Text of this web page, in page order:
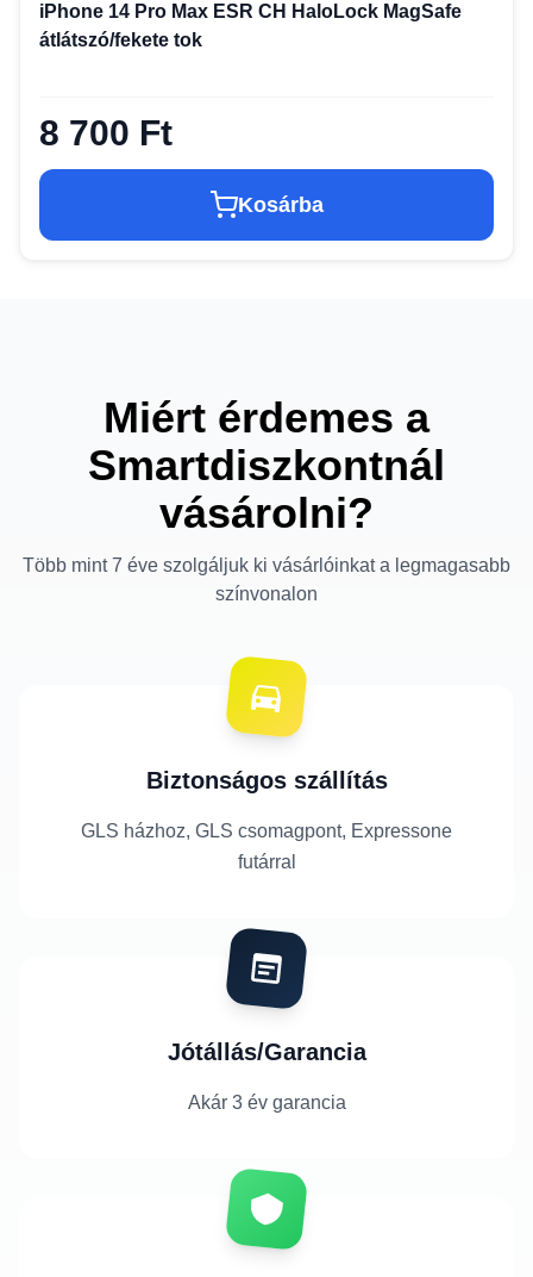
iPhone 14 Pro Max ESR CH HaloLock MagSafe
átlátszó/fekete tok
8 700 Ft
Kosárba
Miért érdemes a
Smartdiszkontnál
vásárolni?
Több mint 7 éve szolgáljuk ki vásárlóinkat a legmagasabb
színvonalon
Biztonságos szállítás
GLS házhoz, GLS csomagpont, Expressone
futárral
Jótállás/Garancia
Akár 3 év garancia